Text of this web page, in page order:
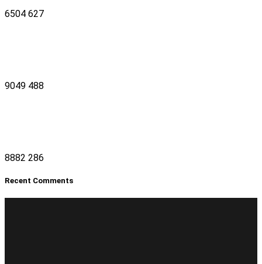
6504 627
9049 488
8882 286
Recent Comments